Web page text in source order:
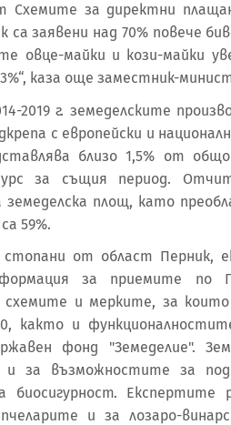
Схемите за директни
са заявени над 70% повече
овце-майки и кози-майки
каза още заместник-
2019 г. земеделските
с европейски и
близо 1,5% от
за същия период.
земеделска площ, като
59%.
стопани от област Перник,
за приемите по
и мерките, за
както и
фонд "Земеделие".
и за възможностите за
биосигурност.
и за лозаро-